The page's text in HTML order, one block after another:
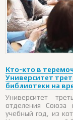
Кто-кто в
Университет
библиотеки на
Университет
отделения Союза
учебный год, из